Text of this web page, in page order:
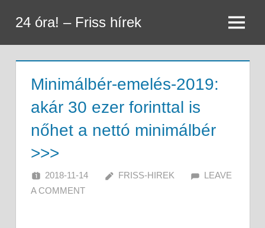
content
24 óra! – Friss hírek Menu
Minimálbér-emelés-2019:
akár 30 ezer forinttal is
nőhet a nettó minimálbér
>>>
2018-11-14 FRISS-HIREK
LEAVE
A COMMENT